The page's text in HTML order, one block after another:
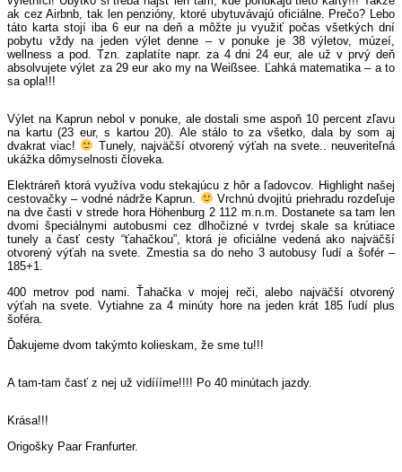
ak cez Airbnb, tak len penzióny, ktoré ubytuvávajú oficiálne. Prečo? Lebo
táto karta stojí iba 6 eur na deň a môžte ju využiť počas všetkých dní
pobytu vždy na jeden výlet denne – v ponuke je 38 výletov, múzeí,
wellness a pod. Tzn. zaplatíte napr. za 4 dni 24 eur, ale už v prvý deň
absolvujete výlet za 29 eur ako my na Weißsee. Ľahká matematika – a to
sa opla!!!
Výlet na Kaprun nebol v ponuke, ale dostali sme aspoň 10 percent zľavu
na kartu (23 eur, s kartou 20). Ale stálo to za všetko, dala by som aj
dvakrat viac!
Tunely, najväčší otvorený výťah na svete.. neuveriteľná
ukážka dômyselnosti človeka.
Elektráreň ktorá využíva vodu stekajúcu z hôr a ľadovcov. Highlight našej
cestovačky – vodné nádrže Kaprun.
Vrchnú dvojitú priehradu rozdeľuje
na dve časti v strede hora Höhenburg 2 112 m.n.m. Dostanete sa tam len
dvomi špeciálnymi autobusmi cez dlhočizné v tvrdej skale sa krútiace
tunely a časť cesty “ťahačkou”, ktorá je oficiálne vedená ako najväčší
otvorený výťah na svete. Zmestia sa do neho 3 autobusy ľudí a šofér –
185+1.
400 metrov pod nami. Ťahačka v mojej reči, alebo najväčší otvorený
výťah na svete. Vytiahne za 4 minúty hore na jeden krát 185 ľudí plus
šoféra.
Ďakujeme dvom takýmto kolieskam, že sme tu!!!
A tam-tam časť z nej už vidíííme!!!! Po 40 minútach jazdy.
Krása!!!
Origošky Paar Franfurter.